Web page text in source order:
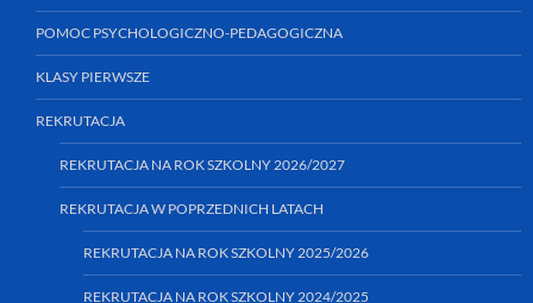
POMOC PSYCHOLOGICZNO-PEDAGOGICZNA
KLASY PIERWSZE
REKRUTACJA
REKRUTACJA NA ROK SZKOLNY 2026/2027
REKRUTACJA W POPRZEDNICH LATACH
REKRUTACJA NA ROK SZKOLNY 2025/2026
REKRUTACJA NA ROK SZKOLNY 2024/2025